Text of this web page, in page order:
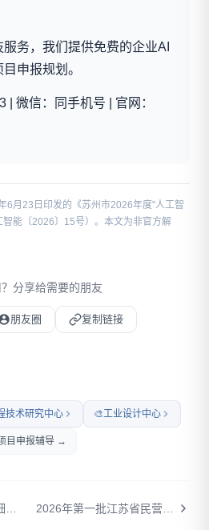
务，我们提供免费的企业AI
申报规划。
| 微信：同手机号 | 官网：
6月23日印发的《苏州市2026年度"人工智
能〔2026〕15号）。本文为非官方解
分享给需要的朋友
朋友圈 复制链接
文
技术研究中心 🎨工业设计中心
目申报辅导 →